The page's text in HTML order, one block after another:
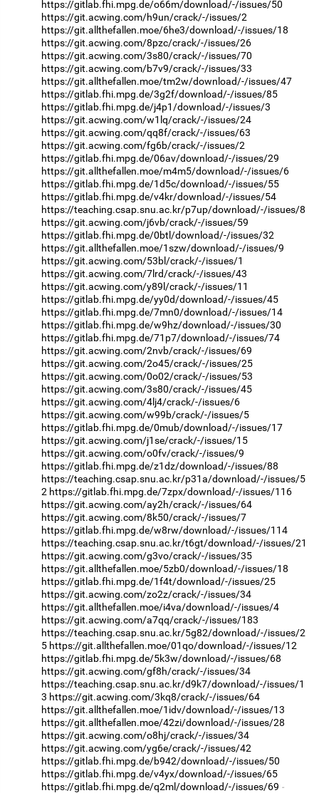
https://gitlab.fhi.mpg.de/o66m/download/-/issues/50
https://git.acwing.com/h9un/crack/-/issues/2
https://git.allthefallen.moe/6he3/download/-/issues/18
https://git.acwing.com/8pzc/crack/-/issues/26
https://git.acwing.com/3s80/crack/-/issues/70
https://git.acwing.com/b7v9/crack/-/issues/33
https://git.allthefallen.moe/tm2w/download/-/issues/47
https://gitlab.fhi.mpg.de/3g2f/download/-/issues/85
https://gitlab.fhi.mpg.de/j4p1/download/-/issues/3
https://git.acwing.com/w1lq/crack/-/issues/24
https://git.acwing.com/qq8f/crack/-/issues/63
https://git.acwing.com/fg6b/crack/-/issues/2
https://gitlab.fhi.mpg.de/06av/download/-/issues/29
https://git.allthefallen.moe/m4m5/download/-/issues/6
https://gitlab.fhi.mpg.de/1d5c/download/-/issues/55
https://gitlab.fhi.mpg.de/v4kr/download/-/issues/54
https://teaching.csap.snu.ac.kr/p7up/download/-/issues/8
https://git.acwing.com/j6vb/crack/-/issues/59
https://gitlab.fhi.mpg.de/0btl/download/-/issues/32
https://git.allthefallen.moe/1szw/download/-/issues/9
https://git.acwing.com/53bl/crack/-/issues/1
https://git.acwing.com/7lrd/crack/-/issues/43
https://git.acwing.com/y89l/crack/-/issues/11
https://gitlab.fhi.mpg.de/yy0d/download/-/issues/45
https://gitlab.fhi.mpg.de/7mn0/download/-/issues/14
https://gitlab.fhi.mpg.de/w9hz/download/-/issues/30
https://gitlab.fhi.mpg.de/71p7/download/-/issues/74
https://git.acwing.com/2nvb/crack/-/issues/69
https://git.acwing.com/2o45/crack/-/issues/25
https://git.acwing.com/0o02/crack/-/issues/53
https://git.acwing.com/3s80/crack/-/issues/45
https://git.acwing.com/4lj4/crack/-/issues/6
https://git.acwing.com/w99b/crack/-/issues/5
https://gitlab.fhi.mpg.de/0mub/download/-/issues/17
https://git.acwing.com/j1se/crack/-/issues/15
https://git.acwing.com/o0fv/crack/-/issues/9
https://gitlab.fhi.mpg.de/z1dz/download/-/issues/88
https://teaching.csap.snu.ac.kr/p31a/download/-/issues/5
2 https://gitlab.fhi.mpg.de/7zpx/download/-/issues/116
https://git.acwing.com/ay2h/crack/-/issues/64
https://git.acwing.com/8k50/crack/-/issues/7
https://gitlab.fhi.mpg.de/w8rw/download/-/issues/114
https://teaching.csap.snu.ac.kr/t6gt/download/-/issues/21
https://git.acwing.com/g3vo/crack/-/issues/35
https://git.allthefallen.moe/5zb0/download/-/issues/18
https://gitlab.fhi.mpg.de/1f4t/download/-/issues/25
https://git.acwing.com/zo2z/crack/-/issues/34
https://git.allthefallen.moe/i4va/download/-/issues/4
https://git.acwing.com/a7qq/crack/-/issues/183
https://teaching.csap.snu.ac.kr/5g82/download/-/issues/2
5 https://git.allthefallen.moe/01qo/download/-/issues/12
https://gitlab.fhi.mpg.de/5k3w/download/-/issues/68
https://git.acwing.com/gf8h/crack/-/issues/34
https://teaching.csap.snu.ac.kr/d9k7/download/-/issues/1
3 https://git.acwing.com/3kq8/crack/-/issues/64
https://git.allthefallen.moe/1idv/download/-/issues/13
https://git.allthefallen.moe/42zi/download/-/issues/28
https://git.acwing.com/o8hj/crack/-/issues/34
https://git.acwing.com/yg6e/crack/-/issues/42
https://gitlab.fhi.mpg.de/b942/download/-/issues/50
https://gitlab.fhi.mpg.de/v4yx/download/-/issues/65
https://gitlab.fhi.mpg.de/q2ml/download/-/issues/69